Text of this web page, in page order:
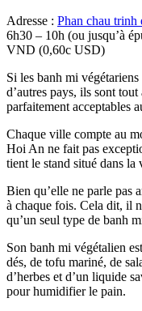
Adresse : Phan chau trinh
6h30 – 10h (ou jusqu’à
VND (0,60c USD)
Si les banh mi
d’autres pays, ils sont
parfaitement acceptables
Chaque ville compte au
Hoi An ne fait pas
tient le stand situé dans
Bien qu’elle ne parle pas
à chaque fois. Cela dit, il
qu’un seul type de banh
Son banh mi végétalien
dés, de tofu mariné, de
d’herbes et d’un liquide
pour humidifier le pain.